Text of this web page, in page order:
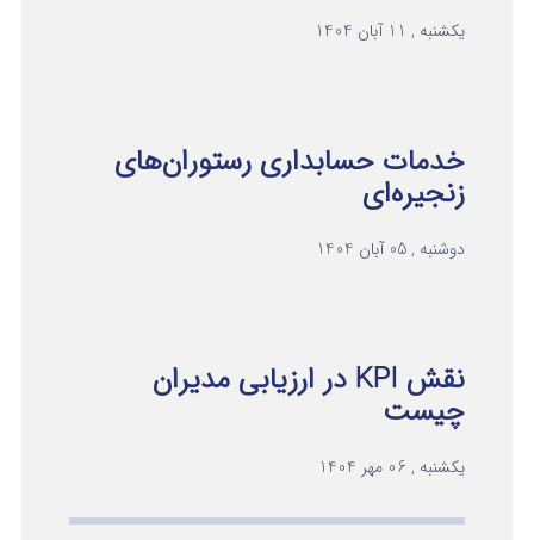
یکشنبه , 11 آبان 1404
خدمات حسابداری رستوران‌های
زنجیره‌ای
دوشنبه , 05 آبان 1404
نقش KPI در ارزیابی مدیران
چیست
یکشنبه , 06 مهر 1404